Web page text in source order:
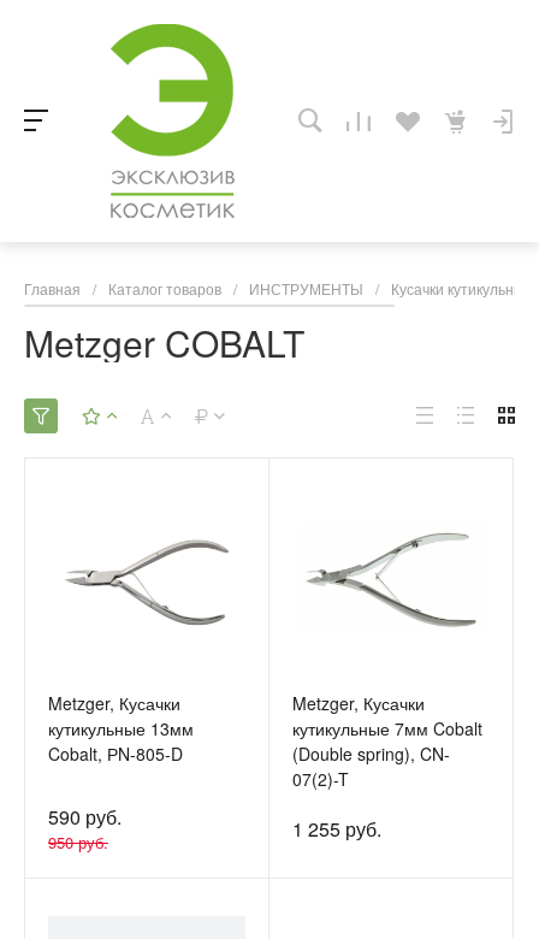
Главная / Каталог товаров / ИНСТРУМЕНТЫ / Кусачки кутикульные
Metzger COBALT
Metzger, Кусачки
кутикульные 13мм
Cobalt, РN-805-D
590 руб.
950 руб.
Metzger, Кусачки
кутикульные 7мм Cobalt
(Double spring), CN-
07(2)-T
1 255 руб.